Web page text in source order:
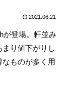
2021.06.21
が登場。軒並み
り値下がりし
ものが多く用